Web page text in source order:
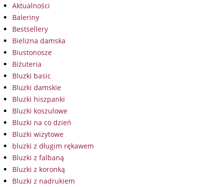
Aktualności
Baleriny
Bestsellery
Bielizna damska
Biustonosze
Biżuteria
Bluzki basic
Bluzki damskie
Bluzki hiszpanki
Bluzki koszulowe
Bluzki na co dzień
Bluzki wizytowe
bluzki z długim rękawem
Bluzki z falbaną
Bluzki z koronką
Bluzki z nadrukiem